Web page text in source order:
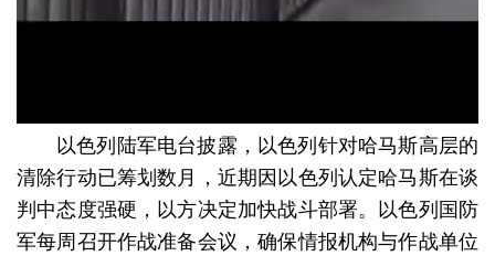
以色列陆军电台披露，以色列针对哈马斯高层的
清除行动已筹划数月，近期因以色列认定哈马斯在谈
判中态度强硬，以方决定加快战斗部署。以色列国防
军每周召开作战准备会议，确保情报机构与作战单位